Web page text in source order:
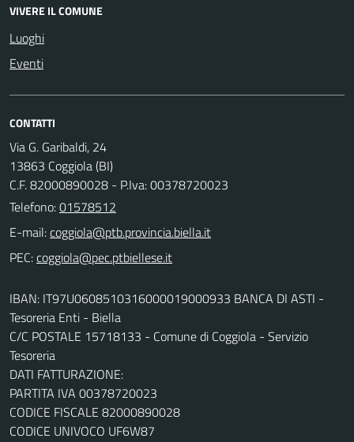
VIVERE IL COMUNE
Luoghi
Eventi
CONTATTI
Via G. Garibaldi, 24
13863 Coggiola (BI)
C.F. 82000890028 - P.Iva: 00378720023
Telefono:01578512
E-mail:
PEC:
IBAN: IT97U0608510316000019000933 BANCA DI ASTI -
Tesoreria Enti - Biella
C/C POSTALE 15718133 - Comune di Coggiola - Servizio
Tesoreria
DATI FATTURAZIONE:
PARTITA IVA 00378720023
CODICE FISCALE 82000890028
CODICE UNIVOCO UF6W87